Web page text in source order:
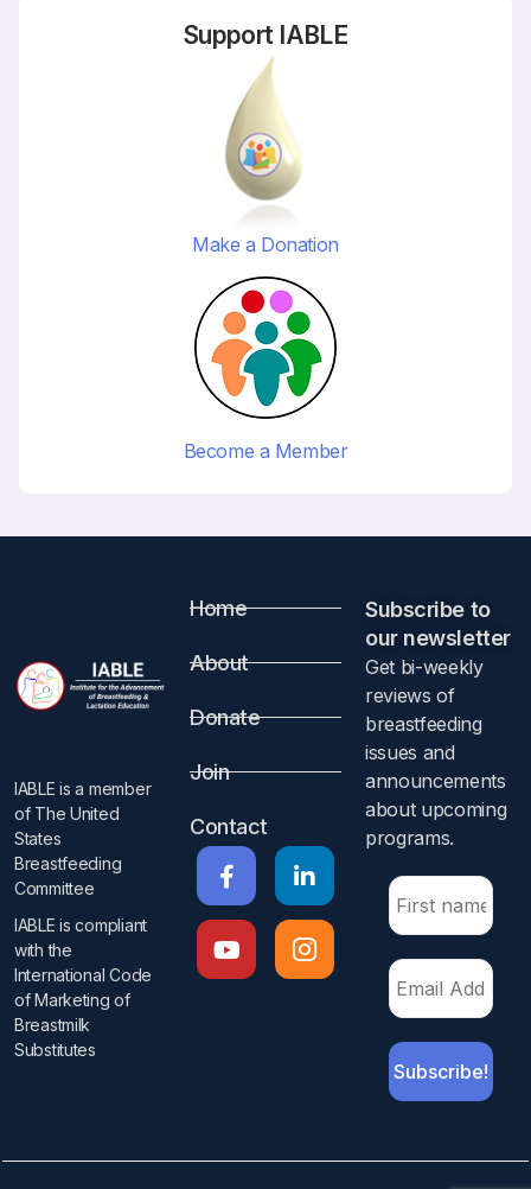
Support IABLE
Make a Donation
Become a Member
IABLE is a member
of The United
States
Breastfeeding
Committee
IABLE is compliant
with the
International Code
of Marketing of
Breastmilk
Substitutes​
Home
About
Donate
Join
Contact
Subscribe to
our newsletter​
Get bi-weekly
reviews of
breastfeeding
issues and
announcements
about upcoming
programs.​